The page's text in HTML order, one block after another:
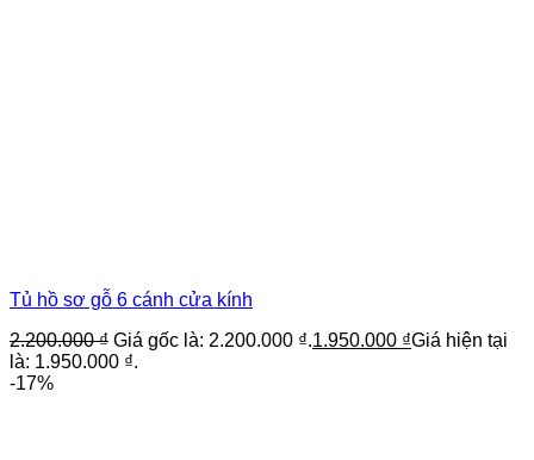
Tủ hồ sơ gỗ 6 cánh cửa kính
2.200.000₫ Giá gốc là: 2.200.000 ₫.1.950.000 ₫Giá hiện tại
là: 1.950.000 ₫.
-17%